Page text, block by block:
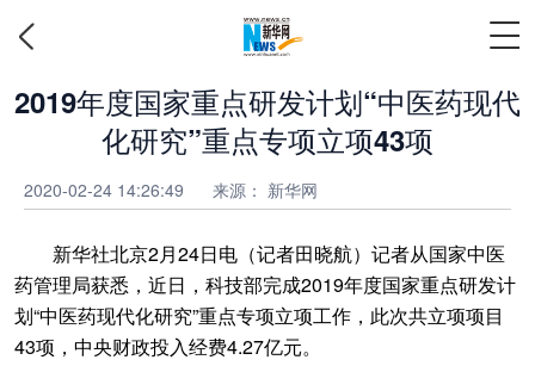
2019年度国家重点研发计划“中医药现代
化研究”重点专项立项43项
2020-02-24 14:26:49 来源： 新华网
新华社北京2月24日电（记者田晓航）记者从国家中医
药管理局获悉，近日，科技部完成2019年度国家重点研发计
划“中医药现代化研究”重点专项立项工作，此次共立项项目
43项，中央财政投入经费4.27亿元。